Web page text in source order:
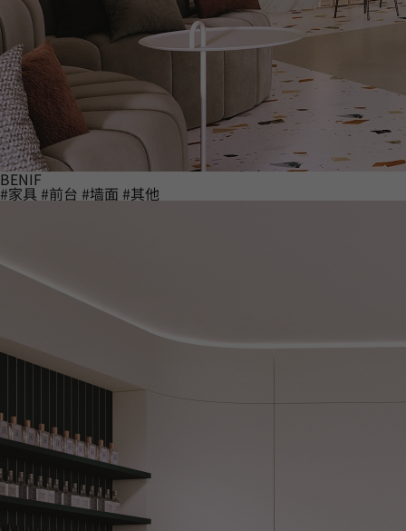
BENIF
#家具 #前台 #墙面 #其他